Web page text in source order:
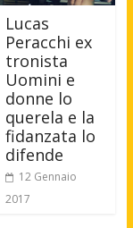
Lucas
Peracchi ex
tronista
Uomini e
donne lo
querela e la
fidanzata lo
difende
12 Gennaio
2017